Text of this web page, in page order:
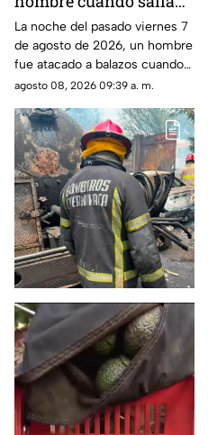
de una iglesia en
Cuautla, ¿cuál es su
estado de salud?
La noche del pasado viernes 7
de agosto de 2026, un hombre
fue atacado a balazos cuando
salía de una iglesia. Los hechos
Cuautla.
agosto 08, 2026 09:39 a. m.